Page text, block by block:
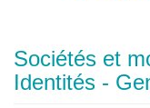
Sociétés et
Identités -